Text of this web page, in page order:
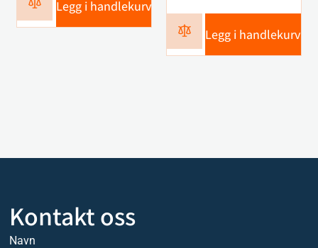
Legg i handlekurv
Legg i handlekurv
Kontakt oss
Navn